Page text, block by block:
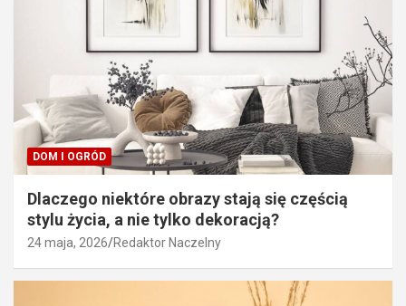
DOM I OGRÓD
Dlaczego niektóre obrazy stają się częścią
stylu życia, a nie tylko dekoracją?
24 maja, 2026 Redaktor Naczelny